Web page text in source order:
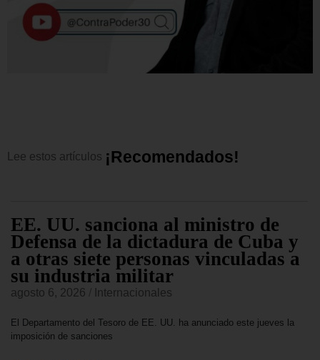
Lee estos artículos ¡Recomend ad os!
EE. UU. sanciona al ministro de
Defensa de la dictadura de Cuba y
a otras siete personas vinculadas a
su industria militar
agosto 6, 2026 Internacionales
El Departamento del Tesoro de EE. UU. ha anunciado este jueves la
imposición de sanciones